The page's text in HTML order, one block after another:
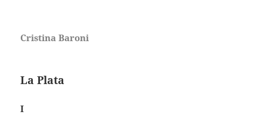
Cristina Baroni
La Plata
I